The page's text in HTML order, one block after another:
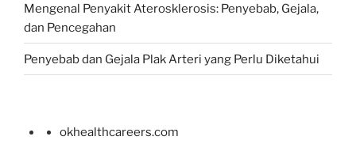
Mengenal Penyakit Aterosklerosis: Penyebab, Gejala,
dan Pencegahan
Penyebab dan Gejala Plak Arteri yang Perlu Diketahui
okhealthcareers.com